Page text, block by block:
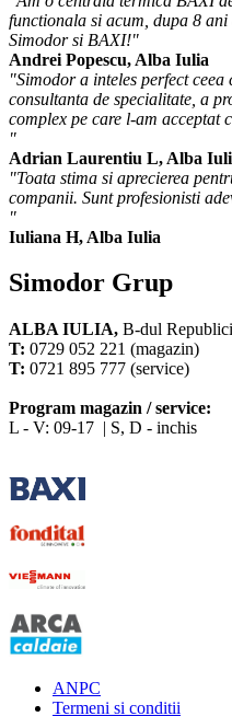
functionala si acum, dupa 8
Simodor si BAXI!"
Andrei Popescu, Alba Iulia
"Simodor a inteles perfect
consultanta de specialitate, a
complex pe care l-am acceptat
"
Adrian Laurentiu L, Alba
"Toata stima si aprecierea
companii. Sunt profesionisti
"
Iuliana H, Alba Iulia
Simodor Grup
ALBA IULIA, B-dul
T: 0729 052 221 (magazin)
T: 0721 895 777 (service)
Program magazin / service:
L - V: 09-17 | S, D - inchis
ANPC
Termeni si conditii